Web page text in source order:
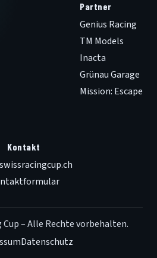
Partner
Genius Racing
TM Models
Inacta
Grünau Garage
Mission: Escape
Kontakt
Cup – Alle Rechte vorbehalten.
Datenschutz